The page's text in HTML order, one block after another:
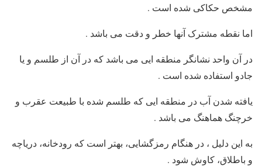
مشخص حکاکی شده است .
اما نقطه مشترک آنها خطر و دقت می باشد .
در آن واحد نشانگر منطقه ایی می باشد که در آن از طلسم و یا
جادو استفاده شده است .
یافته شدن آب در منطقه ایی که طلسم شده با طبیعت عقرب و
خرچنگ هماهنگ می باشد .
به این دلیل ، در هنگام رمزگشایی، بهتر است که رودخانه، دریاچه
و باطلاق، کاوش شود .